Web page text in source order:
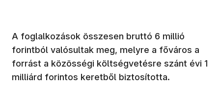
A foglalkozások összesen bruttó 6 millió
forintból valósultak meg, melyre a főváros a
forrást a közösségi költségvetésre szánt évi 1
milliárd forintos keretből biztosította.